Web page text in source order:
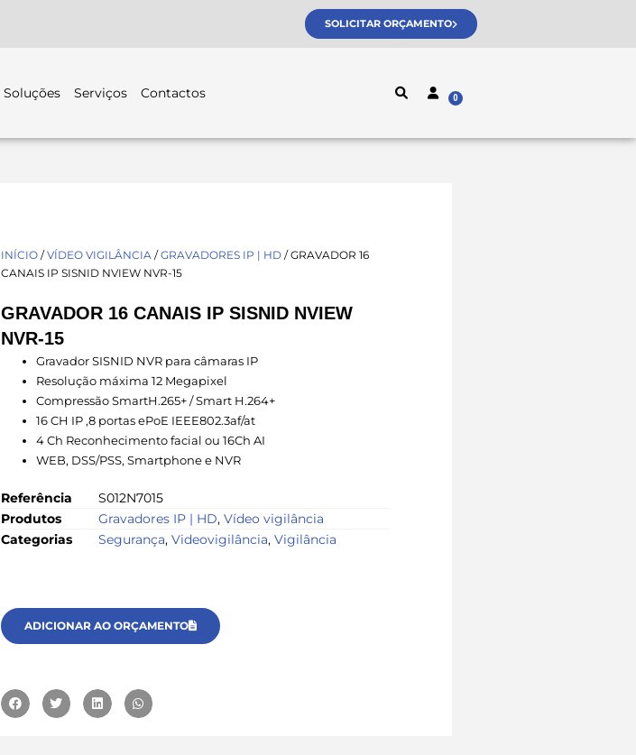
SOLICITAR ORÇAMENTO
Soluções Serviços Contactos
INÍCIO /VÍDEO VIGILÂNCIA /GRAVADORES IP | HD / GRAVADOR 16
CANAIS IP SISNID NVIEW NVR-15
GRAVADOR 16 CANAIS IP SISNID NVIEW
NVR-15
Gravador SISNID NVR para câmaras IP
Resolução máxima 12 Megapixel
Compressão SmartH.265+ / Smart H.264+
16 CH IP ,8 portas ePoE IEEE802.3af/at
4 Ch Reconhecimento facial ou 16Ch AI
WEB, DSS/PSS, Smartphone e NVR
Referência
S012N7015
Produtos
Gravadores IP | HD, Vídeo vigilância
Categorias
Segurança, Videovigilância, Vigilância
ADICIONAR AO ORÇAMENTO